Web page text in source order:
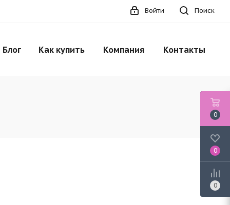
Поиск
Войти
Блог Как купить Компания Контакты
0
0
0